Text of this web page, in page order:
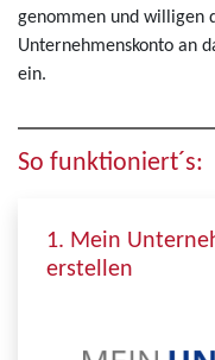
genommen und willigen
Unternehmenskonto an
ein.
So funktioniert´s:
1. Mein
erstellen